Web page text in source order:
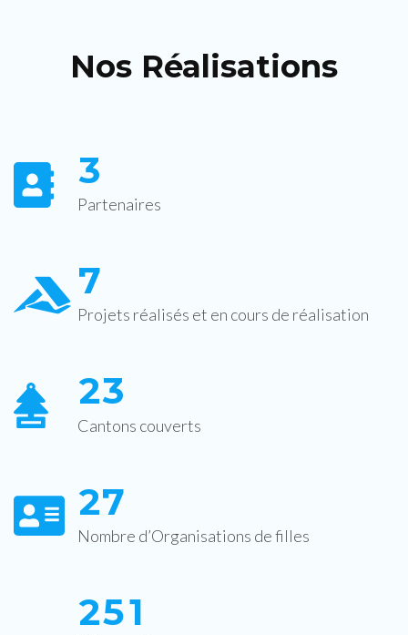
Nos Réalisations
Partenaires
3
Projets réalisés et en cours de réalisation
7
Cantons couverts
23
Nombre d’Organisations de filles
27
251